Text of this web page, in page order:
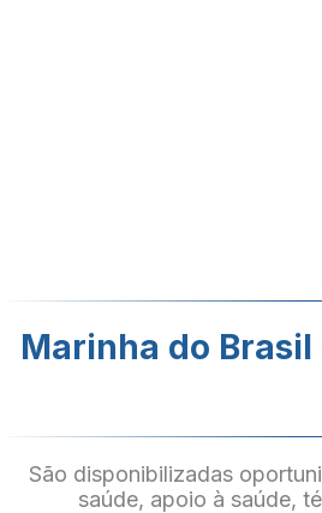
Marinha do
São disponibilizadas
saúde, apoio à saúde,